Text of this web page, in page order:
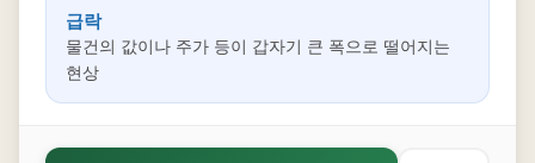
급락
물건의 값이나 주가 등이 갑자기 큰 폭으로 떨어지는
현상